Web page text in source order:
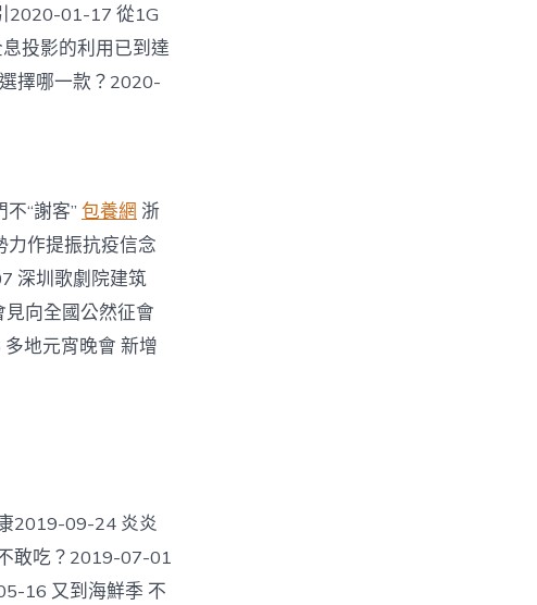
2020-01-17 從1G
投影的利用已到達
擇哪一款？2020-
“謝客” 包養網 浙
力作提振抗疫信念
深圳歌劇院建筑
向全國公然征會
地元宵晚會 新增
2019-09-24 炎炎
敢吃？2019-07-01
16 又到海鮮季 不